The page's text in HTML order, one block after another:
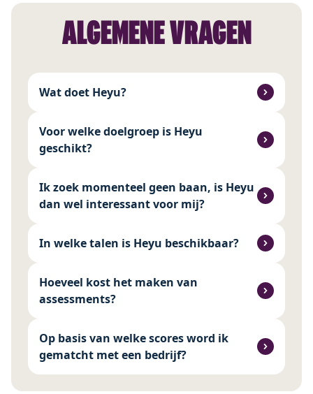
ALGEMENE VRAGEN
Wat doet Heyu?
Voor welke doelgroep is Heyu
geschikt?
Ik zoek momenteel geen baan, is Heyu
dan wel interessant voor mij?
In welke talen is Heyu beschikbaar?
Hoeveel kost het maken van
assessments?
Op basis van welke scores word ik
gematcht met een bedrijf?